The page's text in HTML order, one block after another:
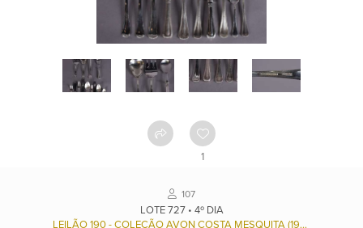
Vender
Sobre
funciona
1
107
LOTE 727 • 4º DIA
LEILÃO 190 - COLEÇÃO AVON COSTA MESQUITA (1927/2003) E RENÉE ANTONIA FERREIRA MESQUITA (1932), E OUTROS.